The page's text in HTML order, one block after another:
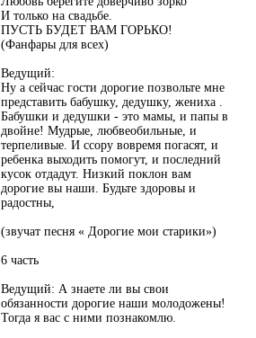
И только на свадьбе.
ПУСТЬ БУДЕТ ВАМ ГОРЬКО!
(Фанфары для всех)
Ведущий:
Ну а сейчас гости дорогие позвольте мне
представить бабушку, дедушку, жениха .
Бабушки и дедушки - это мамы, и папы в
двойне! Мудрые, любвеобильные, и
терпеливые. И ссору вовремя погасят, и
ребенка выходить помогут, и последний
кусок отдадут. Низкий поклон вам
дорогие вы наши. Будьте здоровы и
радостны,
(звучат песня « Дорогие мои старики»)
6 часть
Ведущий: А знаете ли вы свои
обязанности дорогие наши молодожены!
Тогда я вас с ними познакомлю.